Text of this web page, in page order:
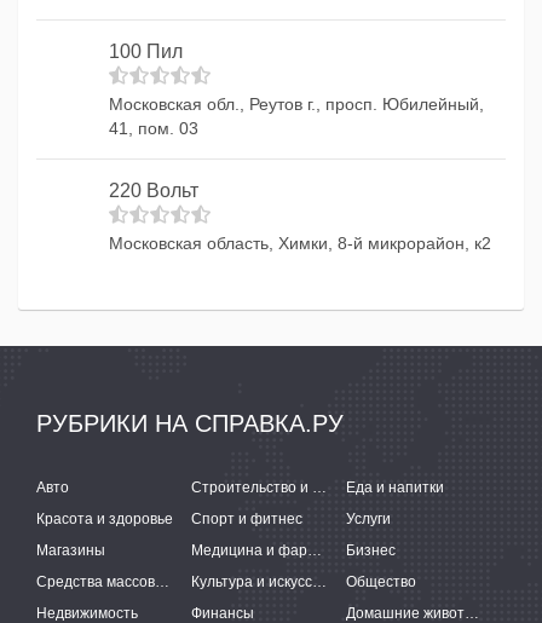
100 Пил
Московская обл., Реутов г., просп. Юбилейный,
41, пом. 03
220 Вольт
Московская область, Химки, 8-й микрорайон, к2
РУБРИКИ НА СПРАВКА.РУ
Авто Строительство и ремонт
Еда и напитки
Красота и здоровье
Спорт и фитнес
Услуги
Магазины
Медицина и фармацевтика
Бизнес
Средства массовой информации
Культура и искусство
Общество
Недвижимость
Финансы Домашние животные